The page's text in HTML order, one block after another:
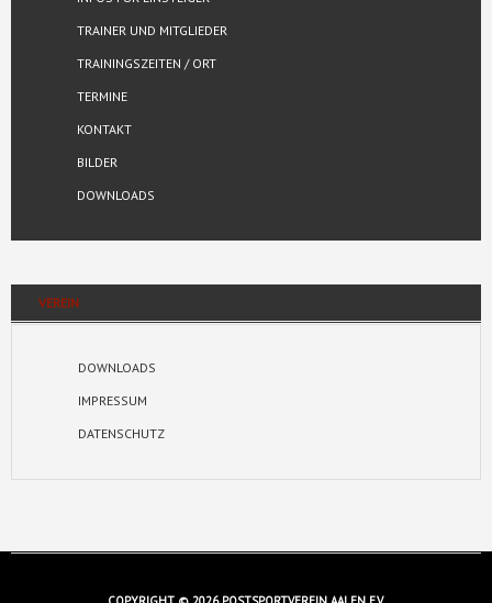
TRAINER UND MITGLIEDER
TRAININGSZEITEN / ORT
TERMINE
KONTAKT
BILDER
DOWNLOADS
VEREIN
DOWNLOADS
IMPRESSUM
DATENSCHUTZ